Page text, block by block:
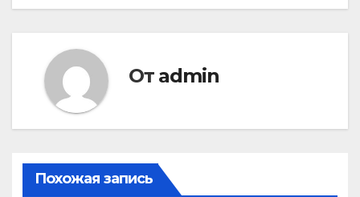
От admin
Похожая запись